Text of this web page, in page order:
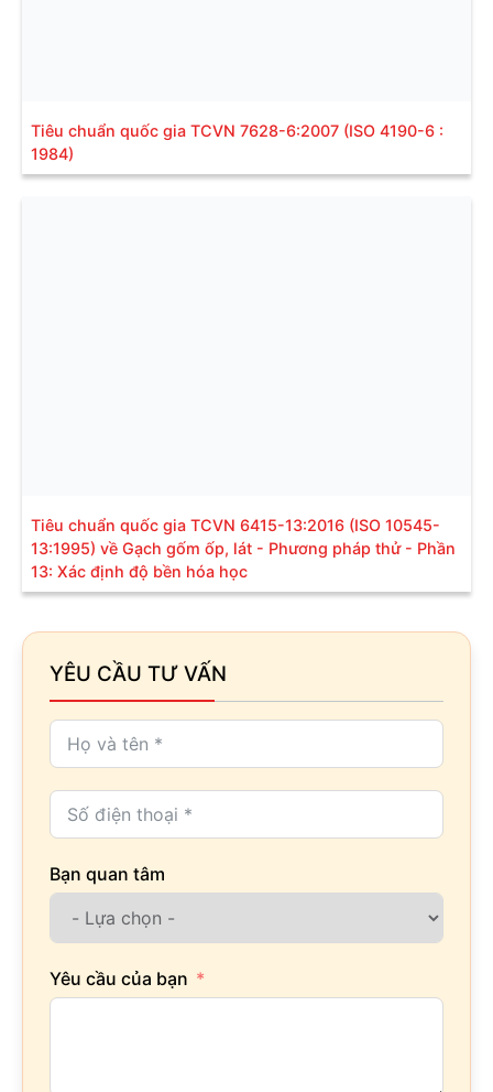
Tiêu chuẩn quốc gia TCVN 7628-6:2007 (ISO 4190-6 :
1984)
Tiêu chuẩn quốc gia TCVN 6415-13:2016 (ISO 10545-
13:1995) về Gạch gốm ốp, lát - Phương pháp thử - Phần
13: Xác định độ bền hóa học
YÊU CẦU TƯ VẤN
Bạn quan tâm
Yêu cầu của bạn